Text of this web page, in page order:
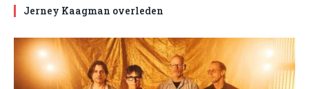
Jerney Kaagman overleden